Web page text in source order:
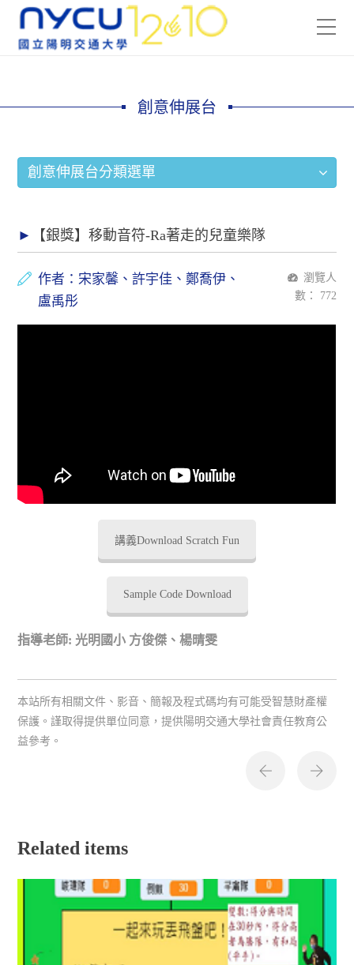
創意伸展台
創意伸展台分類選單
【銀獎】移動音符-Ra著走的兒童樂隊
作者：宋家馨、許宇佳、鄭喬伊、
盧禹彤
瀏覽人
數： 772
講義Download Scratch Fun
Sample Code Download
指導老師: 光明國小 方俊傑、楊晴雯
本站所有相關文件、影音、簡報及程式碼均有可能受智慧財產權
保護。謹取得提供單位同意，提供陽明交通大學社會責任教育公
益參考。
Related items